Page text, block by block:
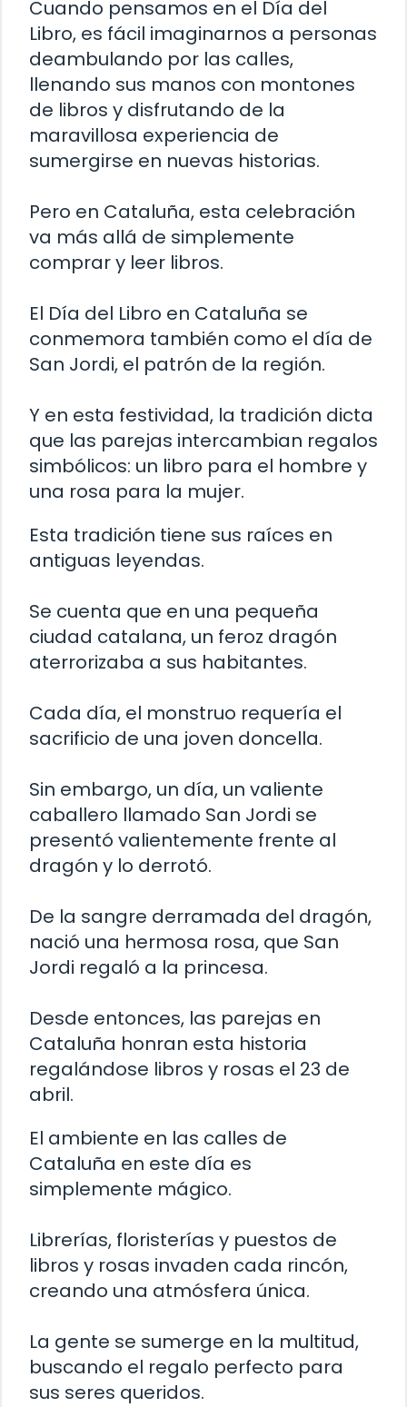
Cuando pensamos en el Día del
Libro, es fácil imaginarnos a personas
deambulando por las calles,
llenando sus manos con montones
de libros y disfrutando de la
maravillosa experiencia de
sumergirse en nuevas historias.
Pero en Cataluña, esta celebración
va más allá de simplemente
comprar y leer libros.
El Día del Libro en Cataluña se
conmemora también como el día de
San Jordi, el patrón de la región.
Y en esta festividad, la tradición dicta
que las parejas intercambian regalos
simbólicos: un libro para el hombre y
una rosa para la mujer.
Esta tradición tiene sus raíces en
antiguas leyendas.
Se cuenta que en una pequeña
ciudad catalana, un feroz dragón
aterrorizaba a sus habitantes.
Cada día, el monstruo requería el
sacrificio de una joven doncella.
Sin embargo, un día, un valiente
caballero llamado San Jordi se
presentó valientemente frente al
dragón y lo derrotó.
De la sangre derramada del dragón,
nació una hermosa rosa, que San
Jordi regaló a la princesa.
Desde entonces, las parejas en
Cataluña honran esta historia
regalándose libros y rosas el 23 de
abril.
El ambiente en las calles de
Cataluña en este día es
simplemente mágico.
Librerías, floristerías y puestos de
libros y rosas invaden cada rincón,
creando una atmósfera única.
La gente se sumerge en la multitud,
buscando el regalo perfecto para
sus seres queridos.